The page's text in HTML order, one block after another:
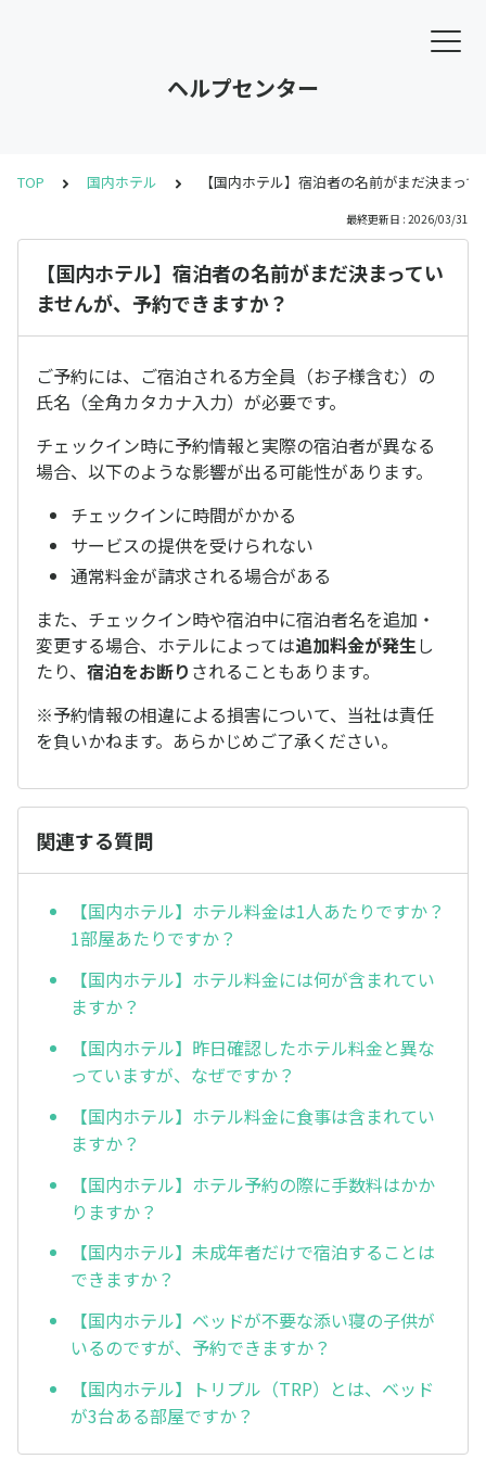
ヘルプセンター
TOP 国内ホテル 【国内ホテル】宿泊者の名前がまだ決まっ
最終更新日 : 2026/03/31
【国内ホテル】宿泊者の名前がまだ決まってい
ませんが、予約できますか？
ご予約には、ご宿泊される方全員（お子様含む）の
氏名（全角カタカナ入力）が必要です。
チェックイン時に予約情報と実際の宿泊者が異なる
場合、以下のような影響が出る可能性があります。
チェックインに時間がかかる
サービスの提供を受けられない
通常料金が請求される場合がある
また、チェックイン時や宿泊中に宿泊者名を追加・
変更する場合、ホテルによっては追加料金が発生し
たり、 宿泊をお断り されることもあります。
※予約情報の相違による損害について、当社は責任
を負いかねます。あらかじめご了承ください。
関連する質問
【国内ホテル】ホテル料金は1人あたりですか？
1部屋あたりですか？
【国内ホテル】ホテル料金には何が含まれてい
ますか？
【国内ホテル】昨日確認したホテル料金と異な
っていますが、なぜですか？
【国内ホテル】ホテル料金に食事は含まれてい
ますか？
【国内ホテル】ホテル予約の際に手数料はかか
りますか？
【国内ホテル】未成年者だけで宿泊することは
できますか？
【国内ホテル】ベッドが不要な添い寝の子供が
いるのですが、予約できますか？
【国内ホテル】トリプル（TRP）とは、ベッド
が3台ある部屋ですか？